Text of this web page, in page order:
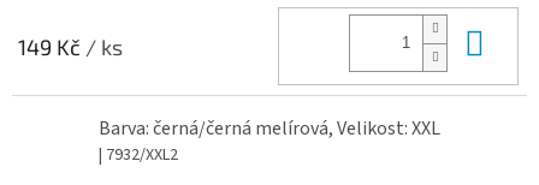
149 Kč / ks
Barva: černá/černá melírová, Velikost: XXL
| 7932/XXL2